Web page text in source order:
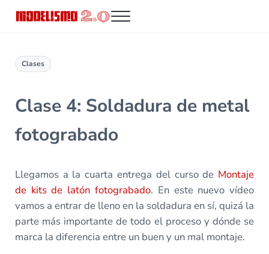
Menu
Clases
Clase 4: Soldadura de metal
fotograbado
Llegamos a la cuarta entrega del curso de Montaje
de kits de latón fotograbado. En este nuevo vídeo
vamos a entrar de lleno en la soldadura en sí, quizá la
parte más importante de todo el proceso y dónde se
marca la diferencia entre un buen y un mal montaje.